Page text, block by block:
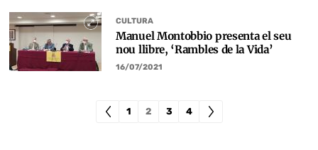
CULTURA
Manuel Montobbio presenta el seu
nou llibre, ‘Rambles de la Vida’
16/07/2021
1 2 3 4